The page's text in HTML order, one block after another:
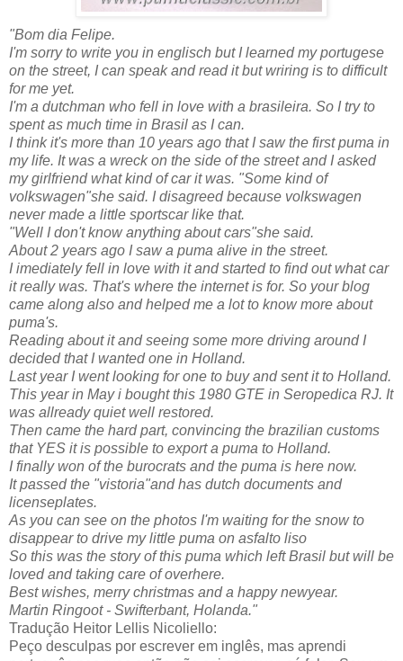
"Bom dia Felipe.
I'm sorry to write you in englisch but I learned my portugese
on the street, I can speak and read it but wriring is to difficult
for me yet.
I'm a dutchman who fell in love with a brasileira. So I try to
spent as much time in Brasil as I can.
I think it's more than 10 years ago that I saw the first puma in
my life. It was a wreck on the side of the street and I asked
my girlfriend what kind of car it was. "Some kind of
volkswagen"she said. I disagreed because volkswagen
never made a little sportscar like that.
"Well I don't know anything about cars"she said.
About 2 years ago I saw a puma alive in the street.
I imediately fell in love with it and started to find out what car
it really was. That's where the internet is for. So your blog
came along also and helped me a lot to know more about
puma's.
Reading about it and seeing some more driving around I
decided that I wanted one in Holland.
Last year I went looking for one to buy and sent it to Holland.
This year in May i bought this 1980 GTE in Seropedica RJ. It
was allready quiet well restored.
Then came the hard part, convincing the brazilian customs
that YES it is possible to export a puma to Holland.
I finally won of the burocrats and the puma is here now.
It passed the "vistoria"and has dutch documents and
licenseplates.
As you can see on the photos I'm waiting for the snow to
disappear to drive my little puma on asfalto liso
So this was the story of this puma which left Brasil but will be
loved and taking care of overhere.
Best wishes, merry christmas and a happy newyear.
Martin Ringoot - Swifterbant, Holanda."
Tradução Heitor Lellis Nicoliello:
Peço desculpas por escrever em inglês, mas aprendi